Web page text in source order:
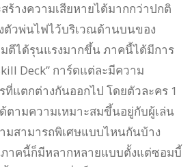
ร้างความเสียหายได้มากกว่าปกติ
ตัวพ่นไฟไว้บริเวณด้านบนของ
มตีได้รุนแรงมากขึ้น ภาคนี้ได้มีการ
Deck” การ์ดแต่ละมีความ
ที่แตกต่างกันออกไป โดยตัวละคร 1
ตามความเหมาะสมขึ้นอยู่กับผู้เล่น
มสามารถพิเศษแบบไหนกันบ้าง
าคนี้ก็มีหลากหลายแบบตั้งแต่ซอมบี้